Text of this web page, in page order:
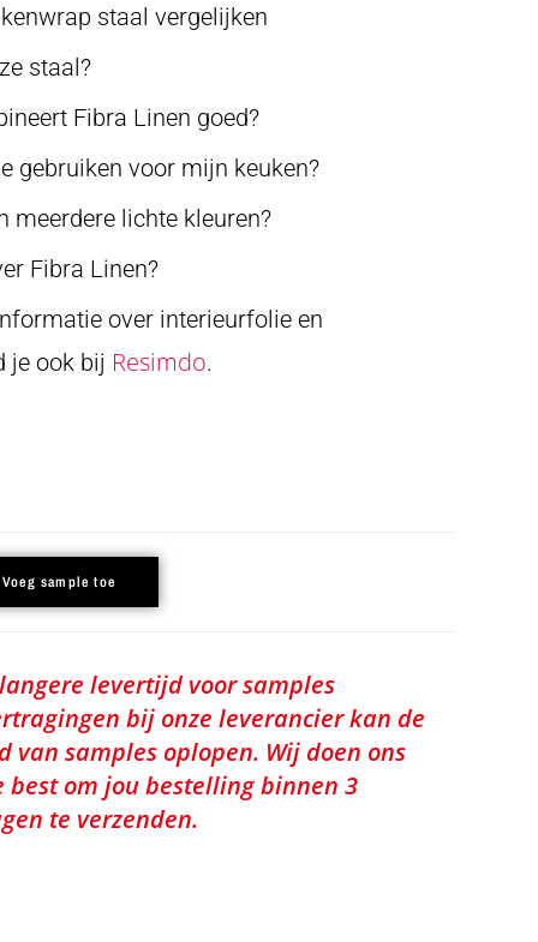
staal vergelijken
staal?
Fibra Linen goed?
gebruiken voor mijn keuken?
meerdere lichte kleuren?
Fibra Linen?
over interieurfolie en
je ook bij Resimdo.
Voeg sample toe
levertijd voor samples
bij onze leverancier kan de
van samples oplopen. Wij doen ons
best om jou bestelling binnen 3
te verzenden.